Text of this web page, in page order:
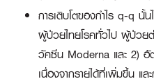
การเติบโตของกำไร q-q นั้
ผู้ป่วยไทยโรคทั่วไป ผู้ป่วยต่
วัคซีน Moderna และ 2) อัต
เนื่องจากรายได้ที่เพิ่มขึ้น แ